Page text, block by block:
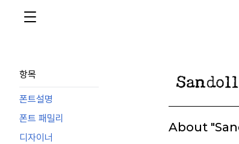
항목
폰트설명
폰트 패밀리
디자이너
About